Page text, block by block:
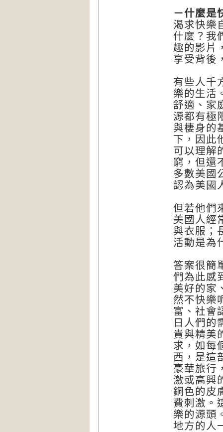
－什麼是
渴求快樂
什麼？我
趣的影片
享受背後
有些人千
樂的生活
舒適、家
源都有極
與棲身的
下，因此
可以理解
窮，但還
多數美國
認為美國
但若他們
美國人經
與衣服；
活動是為
答案很簡
們為此感
美好的家
然不快樂
富、社會
日人們的
貴與精美
求，如每
西，是這
豪華旅行
激或高興
銅色的皮
費刺激。
樂的源頭
地方的人